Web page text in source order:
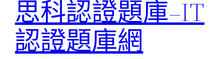
思科認證題庫–IT
認證題庫網